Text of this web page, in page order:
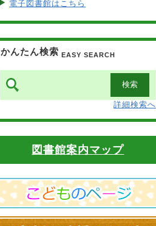
電子図書館はこちら
かんたん検索 EASY SEARCH
詳細検索へ
図書館案内マップ